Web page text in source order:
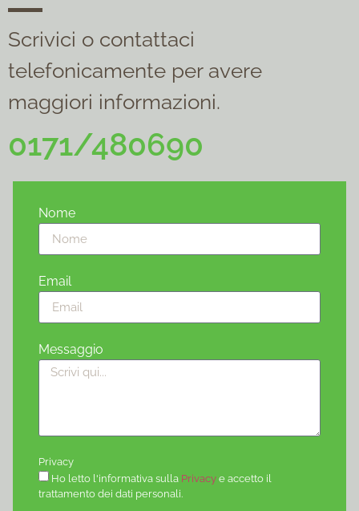
Scrivici o contattaci
telefonicamente per avere
maggiori informazioni.
0171/480690
Nome
Email
Messaggio
Privacy
Ho letto l'informativa sulla Privacy e accetto il
trattamento dei dati personali.